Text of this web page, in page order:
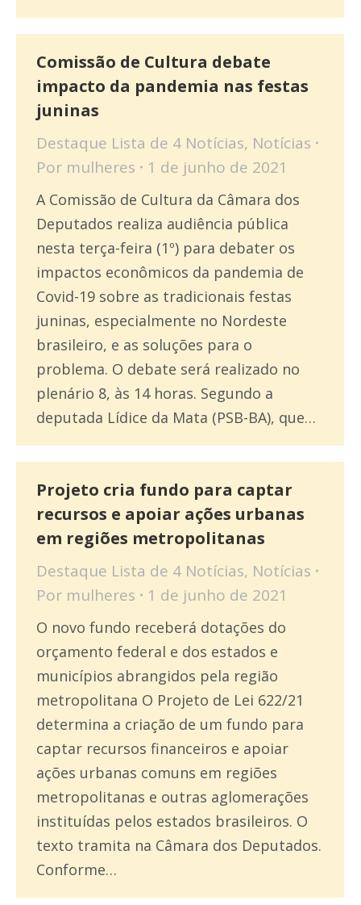
Comissão de Cultura debate
impacto da pandemia nas festas
juninas
Destaque Lista de 4 Notícias, Notícias
Por mulheres 1 de junho de 2021
A Comissão de Cultura da Câmara dos
Deputados realiza audiência pública
nesta terça-feira (1º) para debater os
impactos econômicos da pandemia de
Covid-19 sobre as tradicionais festas
juninas, especialmente no Nordeste
brasileiro, e as soluções para o
problema. O debate será realizado no
plenário 8, às 14 horas. Segundo a
deputada Lídice da Mata (PSB-BA), que…
Projeto cria fundo para captar
recursos e apoiar ações urbanas
em regiões metropolitanas
Destaque Lista de 4 Notícias, Notícias
Por mulheres 1 de junho de 2021
O novo fundo receberá dotações do
orçamento federal e dos estados e
municípios abrangidos pela região
metropolitana O Projeto de Lei 622/21
determina a criação de um fundo para
captar recursos financeiros e apoiar
ações urbanas comuns em regiões
metropolitanas e outras aglomerações
instituídas pelos estados brasileiros. O
texto tramita na Câmara dos Deputados.
Conforme…